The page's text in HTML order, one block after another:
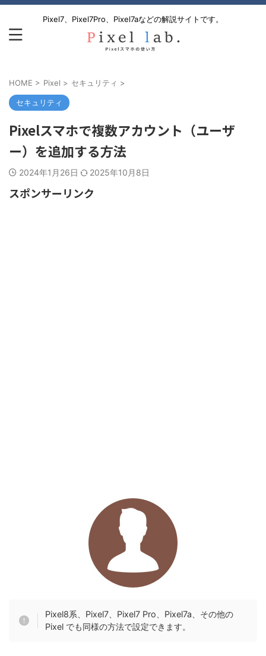
Pixel7、Pixel7Pro、Pixel7aなどの解説サイトです。
HOME > Pixel > セキュリティ >
セキュリティ
Pixelスマホで複数アカウント（ユーザ
ー）を追加する方法
2024年1月26日 2025年10月8日
スポンサーリンク
Pixel8系、Pixel7、Pixel7 Pro、Pixel7a、その他の
Pixel でも同様の方法で設定できます。